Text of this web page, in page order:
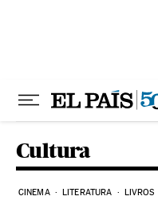
Cultura
CINEMA LITERATURA LIVROS